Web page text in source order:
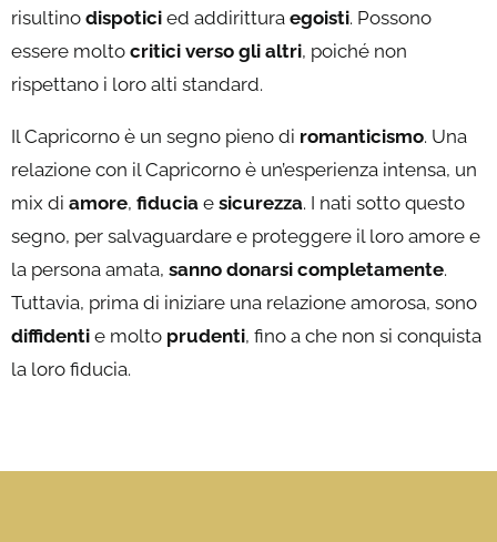
risultino dispotici ed addirittura egoisti. Possono
essere molto critici verso gli altri, poiché non
rispettano i loro alti standard.
Il Capricorno è un segno pieno di romanticismo. Una
relazione con il Capricorno è un’esperienza intensa, un
mix di amore, fiducia e sicurezza. I nati sotto questo
segno, per salvaguardare e proteggere il loro amore e
la persona amata, sanno donarsi completamente.
Tuttavia, prima di iniziare una relazione amorosa, sono
diffidenti e molto prudenti, fino a che non si conquista
la loro fiducia.